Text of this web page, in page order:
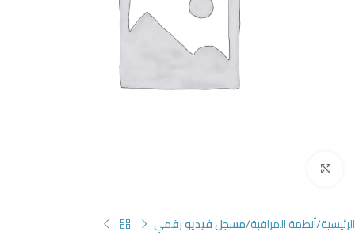
الرئيسية أنظمة المراقبة مسجل فيديو رقمي